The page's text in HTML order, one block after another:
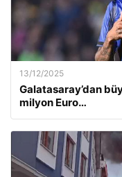
13/12/2025
Galatasaray’dan
milyon Euro…